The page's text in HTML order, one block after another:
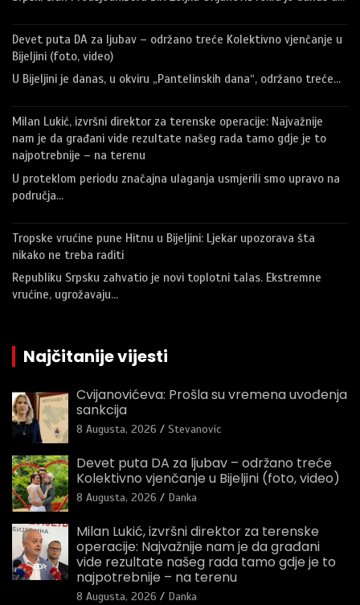
Devet puta DA za ljubav – održano treće Kolektivno vjenčanje u
Bijeljini (foto, video)
U Bijeljini je danas, u okviru „Pantelinskih dana“, održano treće…
Milan Lukić, izvršni direktor za terenske operacije: Najvažnije
nam je da građani vide rezultate našeg rada tamo gdje je to
najpotrebnije – na terenu
U proteklom periodu značajna ulaganja usmjerili smo upravo na
područja…
Tropske vrućine pune Hitnu u Bijeljini: Ljekar upozorava šta
nikako ne treba raditi
Republiku Srpsku zahvatio je novi toplotni talas. Ekstremne
vrućine, ugrožavaju…
Najčitanije vijesti
Cvijanovićeva: Prošla su vremena uvođenja
sankcija
8 Augusta, 2026 Stevanovic
Devet puta DA za ljubav – održano treće
Kolektivno vjenčanje u Bijeljini (foto, video)
8 Augusta, 2026 Danka
Milan Lukić, izvršni direktor za terenske
operacije: Najvažnije nam je da građani
vide rezultate našeg rada tamo gdje je to
najpotrebnije – na terenu
8 Augusta, 2026 Danka